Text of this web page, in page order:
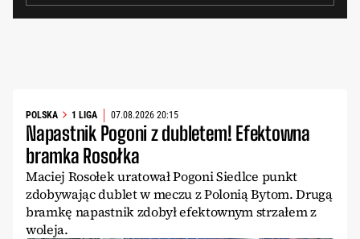
POLSKA 1 LIGA 07.08.2026 20:15
Napastnik Pogoni z dubletem! Efektowna
bramka Rosołka
Maciej Rosołek uratował Pogoni Siedlce punkt
zdobywając dublet w meczu z Polonią Bytom. Drugą
bramkę napastnik zdobył efektownym strzałem z
woleja.